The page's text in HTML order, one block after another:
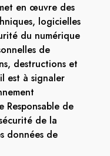
en œuvre des
logicielles
du numérique
de
destructions et
est à signaler
Responsable de
de la
données de